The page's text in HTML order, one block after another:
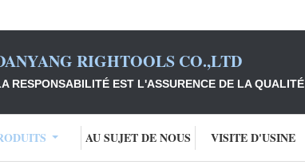
RIGHTOOLS CO.,LTD
RESPONSABILITÉ EST L'ASSURENCE DE LA
AU SUJET DE NOUS VISITE D'USINE